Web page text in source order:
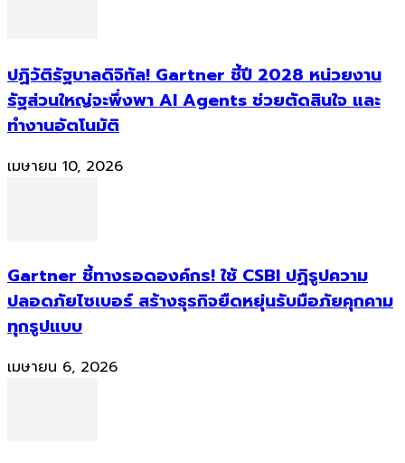
ปฏิวัติรัฐบาลดิจิทัล! Gartner ชี้ปี 2028 หน่วยงาน
รัฐส่วนใหญ่จะพึ่งพา AI Agents ช่วยตัดสินใจ และ
ทำงานอัตโนมัติ
เมษายน 10, 2026
Gartner ชี้ทางรอดองค์กร! ใช้ CSBI ปฏิรูปความ
ปลอดภัยไซเบอร์ สร้างธุรกิจยืดหยุ่นรับมือภัยคุกคาม
ทุกรูปแบบ
เมษายน 6, 2026